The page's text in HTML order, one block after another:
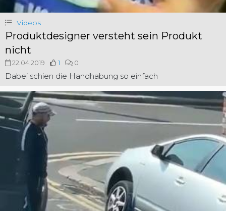
Videos
Produktdesigner versteht sein Produkt
nicht
22.04.2019 1 0
Dabei schien die Handhabung so einfach